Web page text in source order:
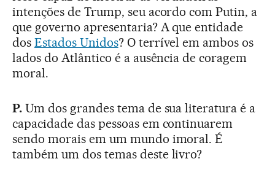
intenções de Trump, seu acordo com Putin, a
que governo apresentaria? A que entidade
dos Estados Unidos? O terrível em ambos os
lados do Atlântico é a ausência de coragem
moral.
P.Um dos grandes tema de sua literatura é a
capacidade das pessoas em continuarem
sendo morais em um mundo imoral. É
também um dos temas deste livro?